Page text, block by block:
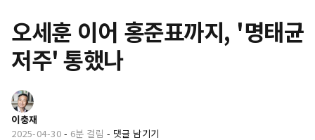
오세훈 이어 홍준표까지, '명태균
저주' 통했나
이충재
2025-04-30 - 6분 걸림 - 댓글 남기기